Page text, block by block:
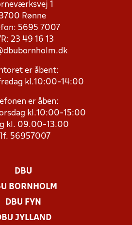
1
3700 Rønne
5695 7007
23 49 16 13
er åbent:
kl.10:00-14:00
er åben:
kl.10:00-15:00
kl. 09.00-13.00
Tlf. 56957007
DBU
BORNHOLM
DBU FYN
JYLLAND